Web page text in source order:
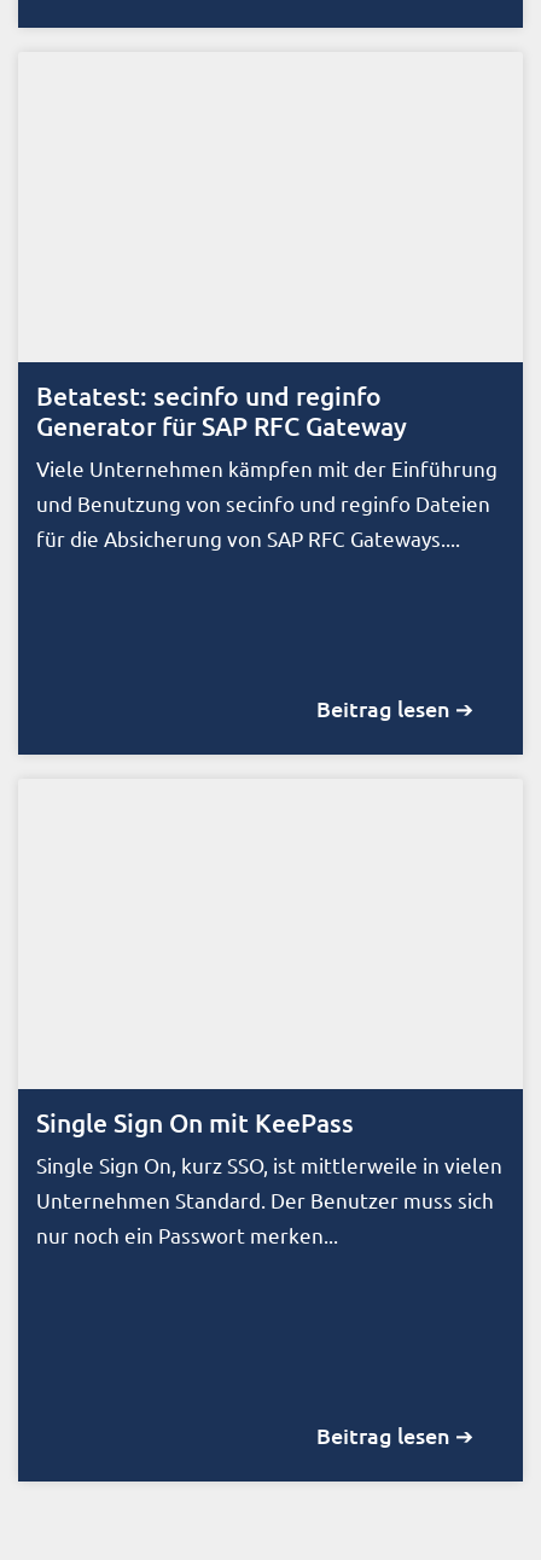
Betatest: secinfo und reginfo
Generator für SAP RFC Gateway
Viele Unternehmen kämpfen mit der Einführung
und Benutzung von secinfo und reginfo Dateien
für die Absicherung von SAP RFC Gateways....
Beitrag lesen ➔
Single Sign On mit KeePass
Single Sign On, kurz SSO, ist mittlerweile in vielen
Unternehmen Standard. Der Benutzer muss sich
nur noch ein Passwort merken...
Beitrag lesen ➔